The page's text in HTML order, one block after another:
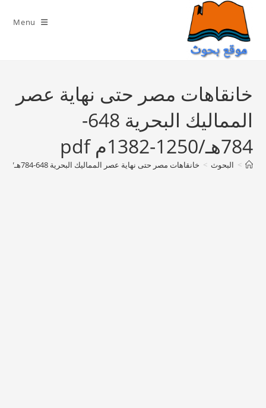
content
Menu
خانقاهات مصر حتى نهاية عصر
المماليك البحرية 648-
784هـ/1250-1382م pdf
> البحوث > خانقاهات مصر حتى نهاية عصر المماليك البحرية 648-784هـ/1250-1382م pdf